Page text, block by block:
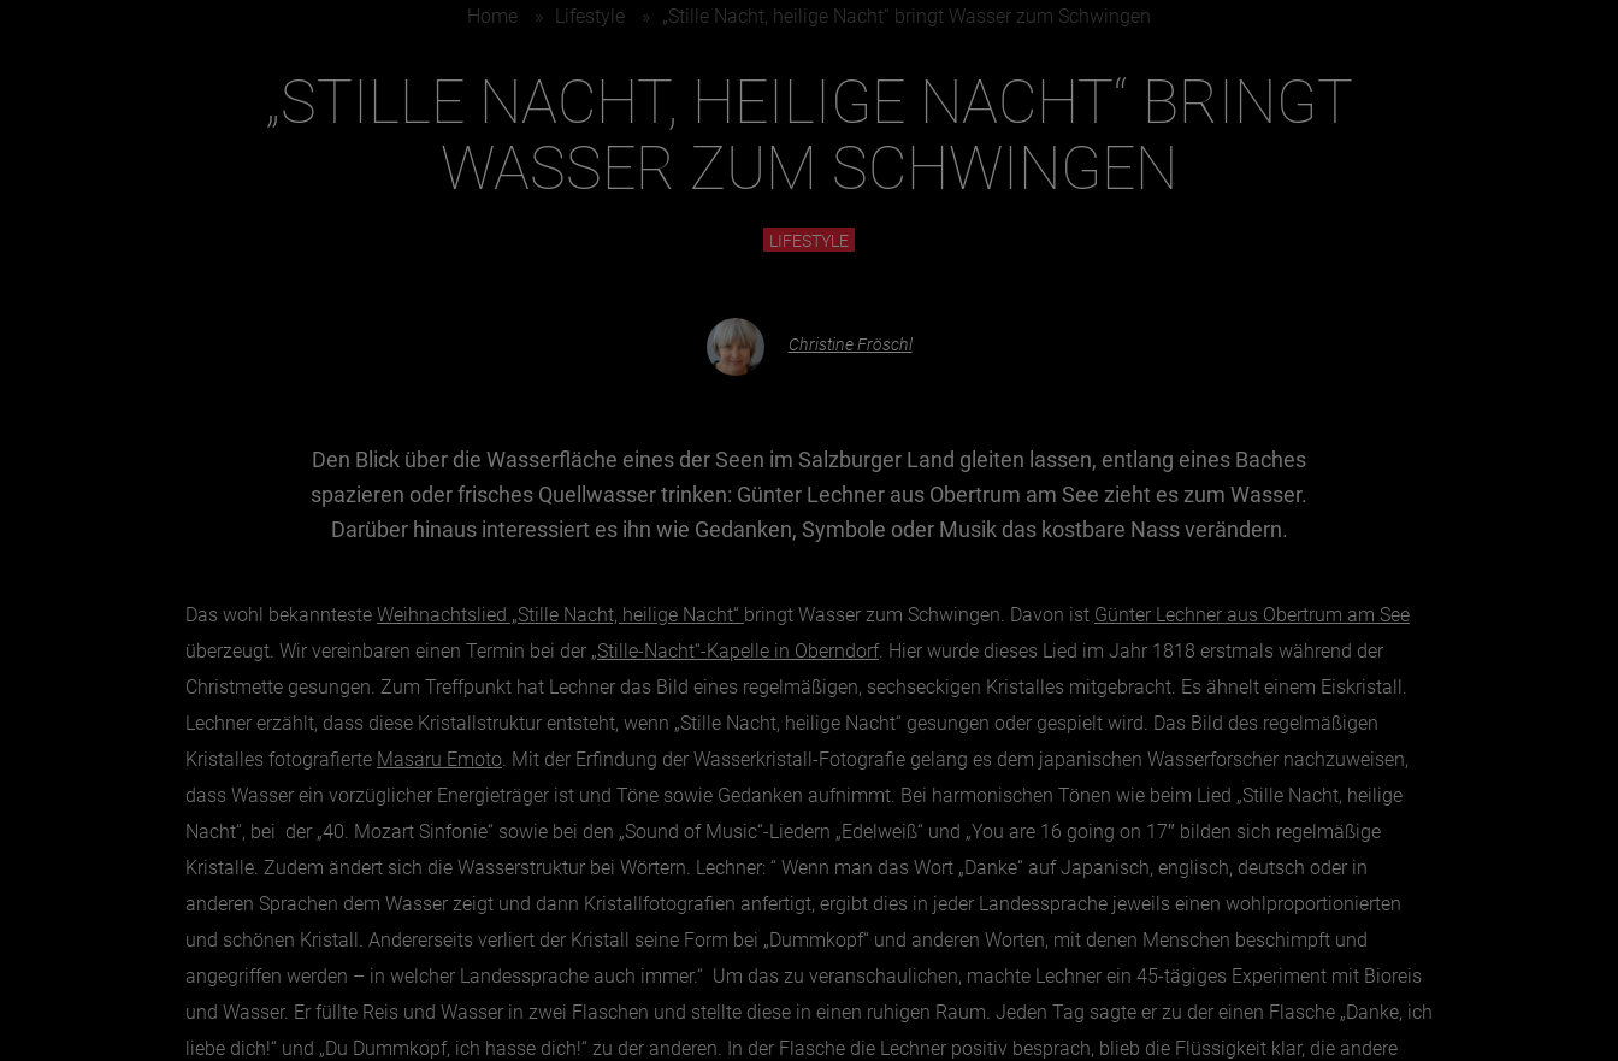
Home » Lifestyle » „Stille Nacht, heilige Nacht“ bringt Wasser zum Schwingen
„STILLE NACHT, HEILIGE NACHT“ BRINGT
WASSER ZUM SCHWINGEN
LIFESTYLE
Christine Fröschl
Den Blick über die Wasserfläche eines der Seen im Salzburger Land gleiten lassen, entlang eines Baches
spazieren oder frisches Quellwasser trinken: Günter Lechner aus Obertrum am See zieht es zum Wasser.
Darüber hinaus interessiert es ihn wie Gedanken, Symbole oder Musik das kostbare Nass verändern.
Das wohl bekannteste Weihnachtslied „Stille Nacht, heilige Nacht“ bringt Wasser zum Schwingen. Davon ist Günter Lechner aus Obertrum am See
überzeugt. Wir vereinbaren einen Termin bei der „Stille-Nacht“-Kapelle in Oberndorf. Hier wurde dieses Lied im Jahr 1818 erstmals während der
Christmette gesungen. Zum Treffpunkt hat Lechner das Bild eines regelmäßigen, sechseckigen Kristalles mitgebracht. Es ähnelt einem Eiskristall.
Lechner erzählt, dass diese Kristallstruktur entsteht, wenn „Stille Nacht, heilige Nacht“ gesungen oder gespielt wird. Das Bild des regelmäßigen
Kristalles fotografierte Masaru Emoto. Mit der Erfindung der Wasserkristall-Fotografie gelang es dem japanischen Wasserforscher nachzuweisen,
dass Wasser ein vorzüglicher Energieträger ist und Töne sowie Gedanken aufnimmt. Bei harmonischen Tönen wie beim Lied „Stille Nacht, heilige
Nacht“, bei der „40. Mozart Sinfonie“ sowie bei den „Sound of Music“-Liedern „Edelweiß“ und „You are 16 going on 17″ bilden sich regelmäßige
Kristalle. Zudem ändert sich die Wasserstruktur bei Wörtern. Lechner: “ Wenn man das Wort „Danke“ auf Japanisch, englisch, deutsch oder in
anderen Sprachen dem Wasser zeigt und dann Kristallfotografien anfertigt, ergibt dies in jeder Landessprache jeweils einen wohlproportionierten
und schönen Kristall. Andererseits verliert der Kristall seine Form bei „Dummkopf“ und anderen Worten, mit denen Menschen beschimpft und
angegriffen werden – in welcher Landessprache auch immer.“ Um das zu veranschaulichen, machte Lechner ein 45-tägiges Experiment mit Bioreis
und Wasser. Er füllte Reis und Wasser in zwei Flaschen und stellte diese in einen ruhigen Raum. Jeden Tag sagte er zu der einen Flasche „Danke, ich
liebe dich!“ und „Du Dummkopf, ich hasse dich!“ zu der anderen. In der Flasche die Lechner positiv besprach, blieb die Flüssigkeit klar, die andere